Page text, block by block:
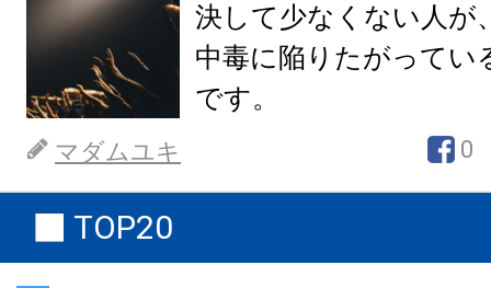
決して少なくない人が
中毒に陥りたがってい
です。
マダムユキ 0
TOP20